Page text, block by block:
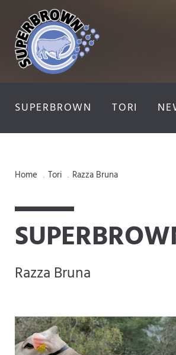
SUPERBROWN TORI
Home . Tori . Razza Bruna
Razza Bruna